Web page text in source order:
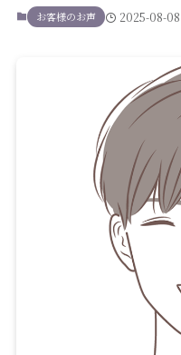
お客様のお声 2025-08-08